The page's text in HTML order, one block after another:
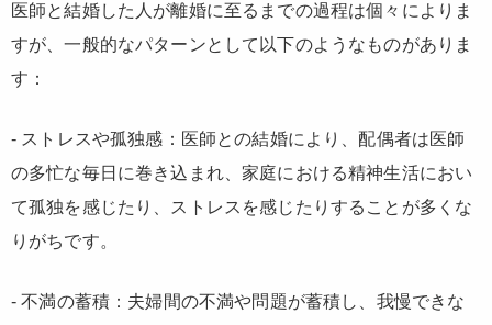
医師と結婚した人が離婚に至るまでの過程は個々によりま
すが、一般的なパターンとして以下のようなものがありま
す：
- ストレスや孤独感：医師との結婚により、配偶者は医師
の多忙な毎日に巻き込まれ、家庭における精神生活におい
て孤独を感じたり、ストレスを感じたりすることが多くな
りがちです。
- 不満の蓄積：夫婦間の不満や問題が蓄積し、我慢できな